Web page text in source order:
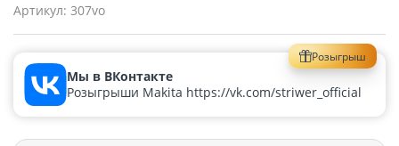
Артикул: 307vo
Розыгрыш
Мы в ВКонтакте
Розыгрыши Makita https://vk.com/striwer_official